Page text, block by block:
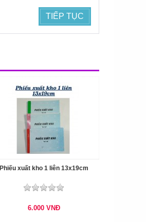
TIẾP TỤC
Phiếu xuất kho 1 liên 13x19cm
6.000 VNĐ